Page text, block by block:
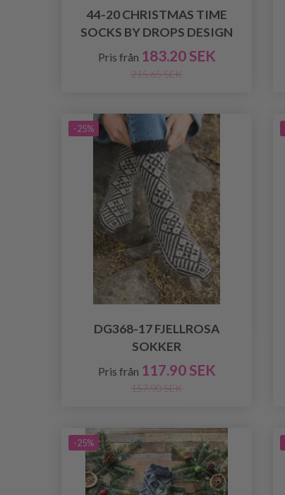
44-20 CHRISTMAS TIME
SOCKS BY DROPS DESIGN
Pris från 183.20 SEK
215.65 SEK
-25%
DG368-17 FJELLROSA
SOKKER
Pris från 117.90 SEK
157.90 SEK
-25%